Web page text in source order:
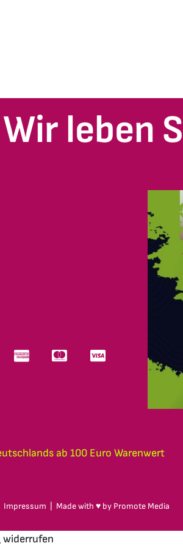
leben
ab 100 Euro Warenwert
Impressum | Made with ♥ by Promote Media
widerrufen